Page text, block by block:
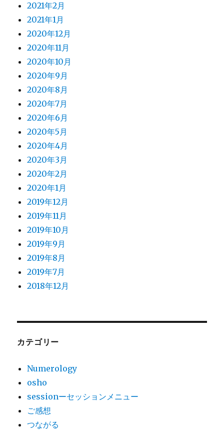
2021年2月
2021年1月
2020年12月
2020年11月
2020年10月
2020年9月
2020年8月
2020年7月
2020年6月
2020年5月
2020年4月
2020年3月
2020年2月
2020年1月
2019年12月
2019年11月
2019年10月
2019年9月
2019年8月
2019年7月
2018年12月
カテゴリー
Numerology
osho
sessionーセッションメニュー
ご感想
つながる